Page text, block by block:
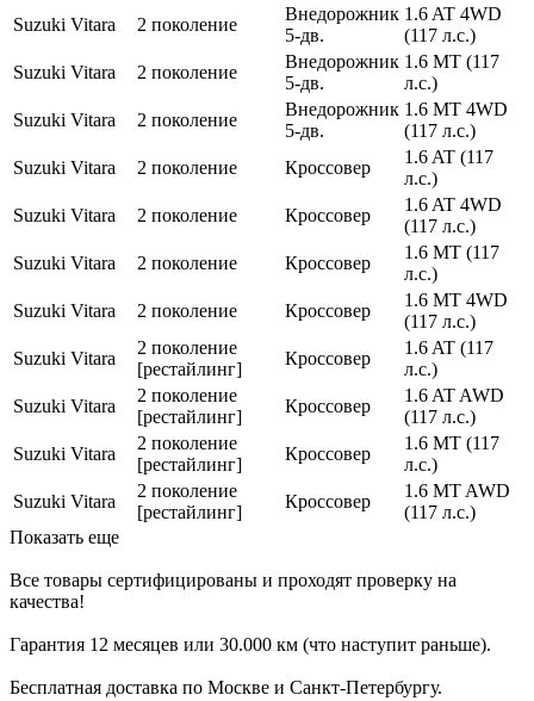
Suzuki Vitara 2 поколение
Внедорожник
5-дв.
1.6 AT 4WD
(117 л.с.)
Suzuki Vitara 2 поколение
Внедорожник
5-дв.
1.6 MT (117
л.с.)
Suzuki Vitara 2 поколение
Внедорожник
5-дв.
1.6 MT 4WD
(117 л.с.)
Suzuki Vitara 2 поколение Кроссовер
1.6 AT (117
л.с.)
Suzuki Vitara 2 поколение Кроссовер
1.6 AT 4WD
(117 л.с.)
Suzuki Vitara 2 поколение Кроссовер
1.6 MT (117
л.с.)
Suzuki Vitara 2 поколение Кроссовер
1.6 MT 4WD
(117 л.с.)
Suzuki Vitara
2 поколение
[рестайлинг]
Кроссовер
1.6 AT (117
л.с.)
Suzuki Vitara
2 поколение
[рестайлинг]
Кроссовер
1.6 AT AWD
(117 л.с.)
Suzuki Vitara
2 поколение
[рестайлинг]
Кроссовер
1.6 MT (117
л.с.)
Suzuki Vitara
2 поколение
[рестайлинг]
Кроссовер
1.6 MT AWD
(117 л.с.)
Показать еще
Все товары сертифицированы и проходят проверку на
качества!
Гарантия 12 месяцев или 30.000 км (что наступит раньше).
Бесплатная доставка по Москве и Санкт-Петербургу.